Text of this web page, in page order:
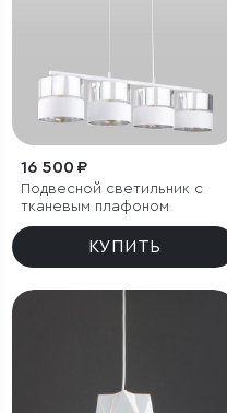
16 500 ₽
Подвесной светильник с
тканевым плафоном
КУПИТЬ